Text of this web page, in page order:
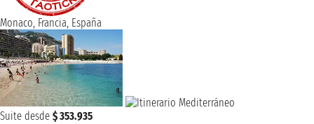
Monaco, Francia, España
Suite desde $ 353.935